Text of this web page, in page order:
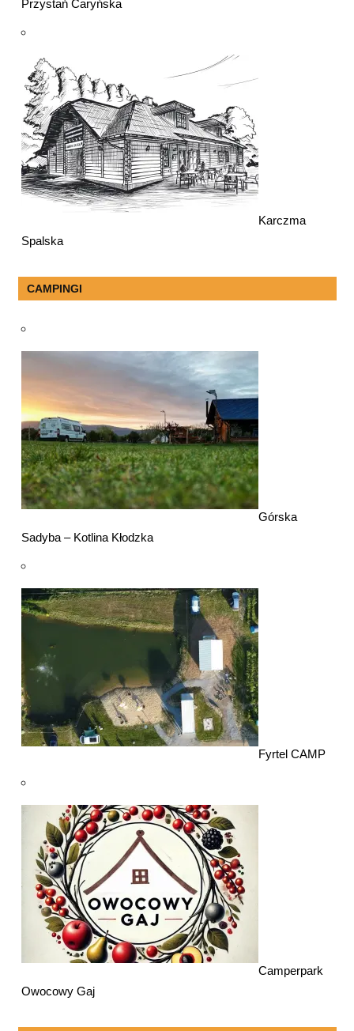
Przystań Caryńska
Karczma
Spalska
CAMPINGI
Górska
Sadyba – Kotlina Kłodzka
Fyrtel CAMP
Camperpark
Owocowy Gaj